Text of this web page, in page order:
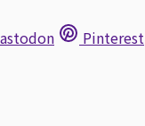
Pinterest